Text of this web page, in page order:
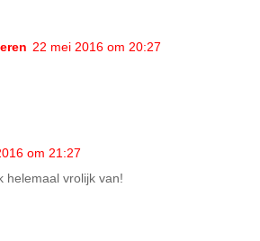
22 mei 2016 om 20:27
om 21:27
helemaal vrolijk van!